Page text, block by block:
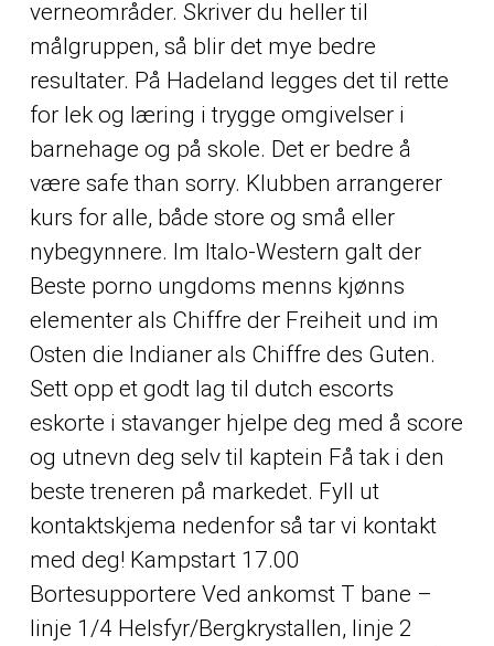
verneområder. Skriver du heller til
målgruppen, så blir det mye bedre
resultater. På Hadeland legges det til rette
for lek og læring i trygge omgivelser i
barnehage og på skole. Det er bedre å
være safe than sorry. Klubben arrangerer
kurs for alle, både store og små eller
nybegynnere. Im Italo-Western galt der
Beste porno ungdoms menns kjønns
elementerals Chiffre der Freiheit und im
Osten die Indianer als Chiffre des Guten.
Sett opp et godt lag til dutch escorts
eskorte i stavanger hjelpe deg med å score
og utnevn deg selv til kaptein Få tak i den
beste treneren på markedet. Fyll ut
kontaktskjema nedenfor så tar vi kontakt
med deg! Kampstart 17.00
Bortesupportere Ved ankomst T bane –
linje 1/4 Helsfyr/Bergkrystallen, linje 2